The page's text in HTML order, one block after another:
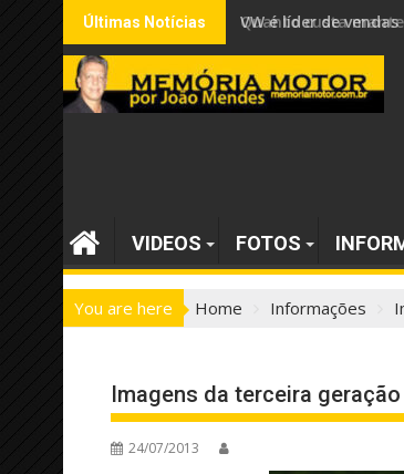
Skip
to
content
Últimas Notícias VW é líder de
VIDEOS FOTOS
You are here Home Informações
Imagens da terceira
24/07/2013